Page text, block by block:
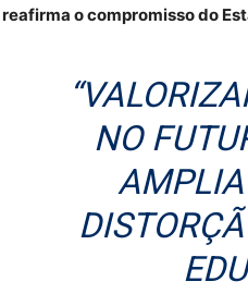
reafirma o compromisso do
NO
AMPLIA